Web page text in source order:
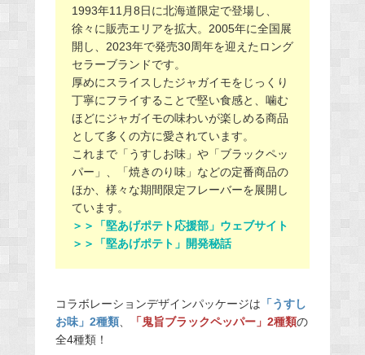
1993年11月8日に北海道限定で登場し、
徐々に販売エリアを拡大。2005年に全国展
開し、2023年で発売30周年を迎えたロング
セラーブランドです。
厚めにスライスしたジャガイモをじっくり
丁寧にフライすることで堅い食感と、噛む
ほどにジャガイモの味わいが楽しめる商品
として多くの方に愛されています。
これまで「うすしお味」や「ブラックペッ
パー」、「焼きのり味」などの定番商品の
ほか、様々な期間限定フレーバーを展開し
ています。
＞＞「堅あげポテト応援部」ウェブサイト
＞＞「堅あげポテト」開発秘話
コラボレーションデザインパッケージは 「うすし
お味」2種類、 「鬼旨ブラックペッパー」2種類の
全4種類！